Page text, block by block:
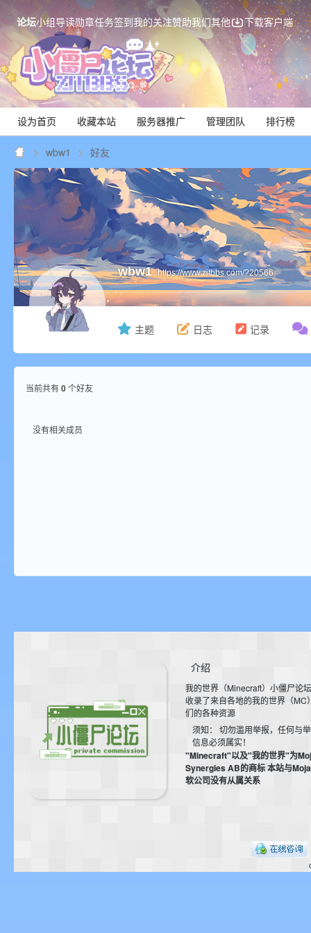
论坛小组导读勋章任务签到我的关注赞助我们其他 下载客户端
设为首页 收藏本站 服务器推广 管理团队 排行榜
Mi
ne
aft
wbw1 好友
wbw1 https://www.zitbbs.com/?20566
主题 日志 记录
当前共有 0 个好友
没有相关成员
介绍
我的世界（Minecraft）小僵尸论坛
收录了来自各地的我的世界（MC
们的各种资源
须知： 切勿滥用举报，任何与
信息必须属实！
"Minecraft"以及"我的世界"为
Synergies AB的商标 本站与
软公司没有从属关系